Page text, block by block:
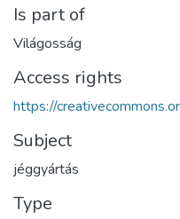
Is part of
Világosság
Access rights
https://
Subject
jéggyártás
Type